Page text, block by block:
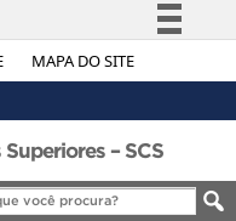
MAPA DO SITE
Simplifique!
Acesso à informação
Legislação
– SCS